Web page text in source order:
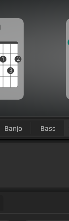
1
3
2
Banjo Bass